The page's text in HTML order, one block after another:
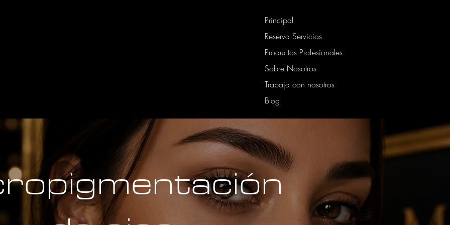
Principal
Reserva Servicios
Productos Profesionales
Sobre Nosotros
Trabaja con nosotros
Blog